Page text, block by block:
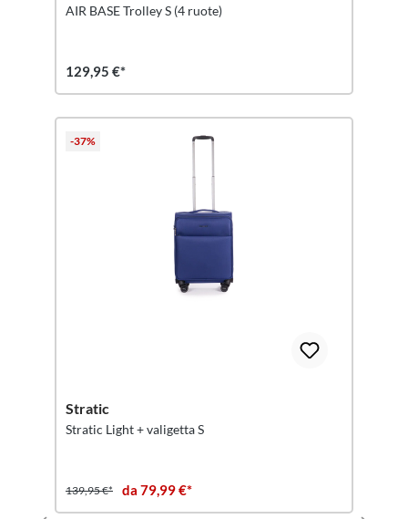
AIR BASE Trolley S (4 ruote)
129,95 €*
-37%
Stratic
Stratic Light + valigetta S
139,95 €* da 79,99 €*